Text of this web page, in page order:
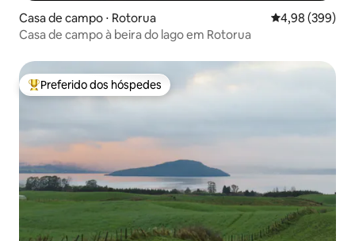
Casa de campo ⋅ Rotorua 4,98 de uma
4,98 (399)
Casa de campo à beira do lago em Rotorua
Entre os melhores preferidos dos hóspedes
Preferido dos hóspedes